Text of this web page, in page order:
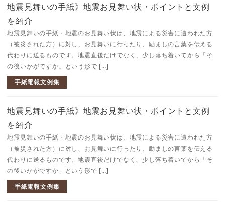
地震見舞いの手紙》地震お見舞い状・ポイントと文例
を紹介
地震見舞いの手紙・地震のお見舞い状は、地震による災害に遭われた方
（被災された方）に対し、お見舞いに行ったり、励ましの言葉を伝える
代わりに送るものです。地震直後だけでなく、少し落ち着いてから「そ
の後いかがですか」という形で […]
手紙電報文例集
地震見舞いの手紙》地震お見舞い状・ポイントと文例
を紹介
地震見舞いの手紙・地震のお見舞い状は、地震による災害に遭われた方
（被災された方）に対し、お見舞いに行ったり、励ましの言葉を伝える
代わりに送るものです。地震直後だけでなく、少し落ち着いてから「そ
の後いかがですか」という形で […]
手紙電報文例集